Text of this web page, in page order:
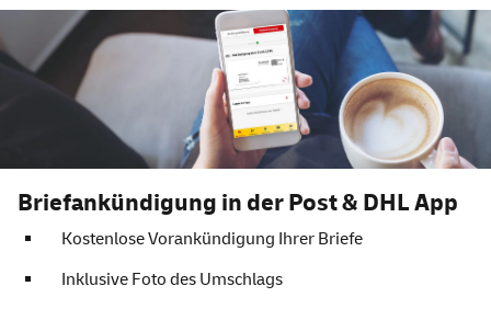
Briefankündigung in der Post & DHL App
Kostenlose Vorankündigung Ihrer Briefe
Inklusive Foto des Umschlags